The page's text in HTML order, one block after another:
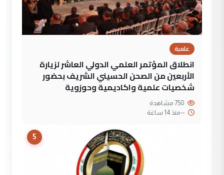
علمية
انطلاق المؤتمر العلمي الدولي العاشر لزيارة
الأربعين من الصحن الحسيني الشريف بحضور
شخصيات علمية واكاديمية وحوزوية
--منذ 14 ساعة
5